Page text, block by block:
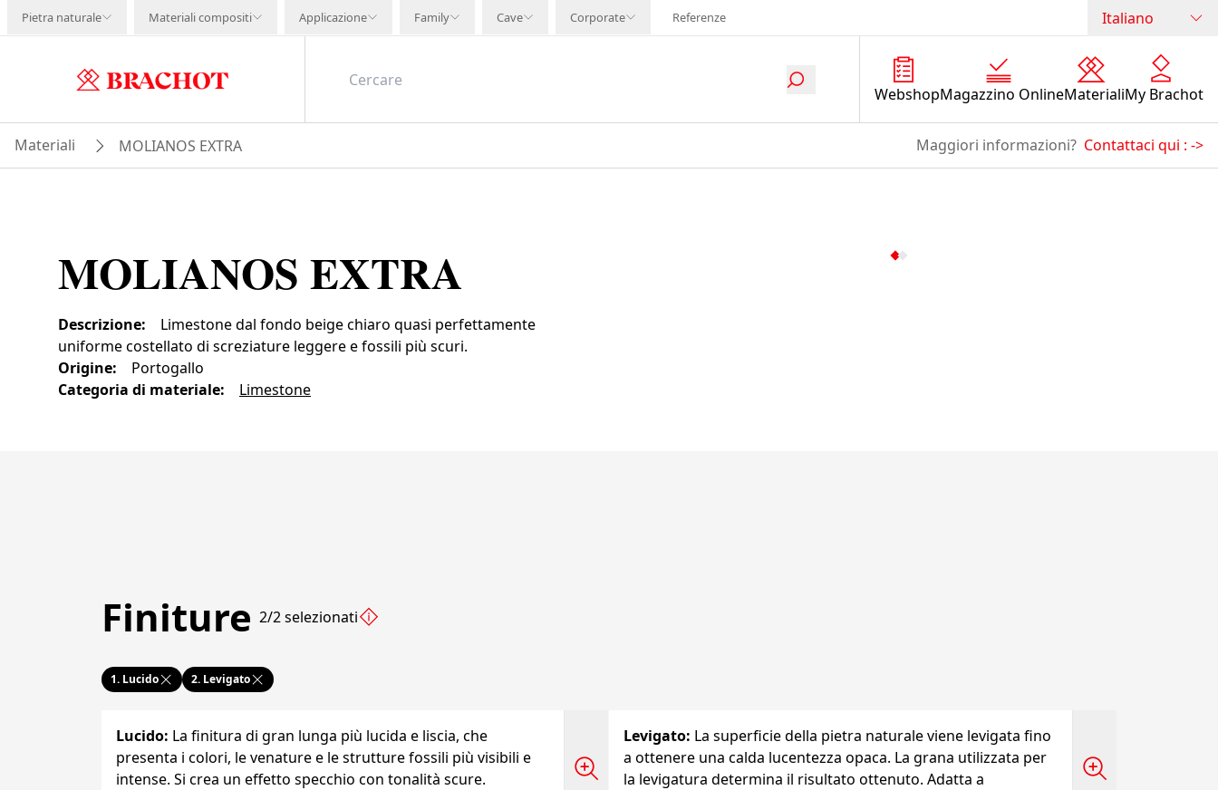
Pietra naturale Materiali compositi Applicazione Family Cave Corporate Referenze Italiano
WebshopMagazzino OnlineMaterialiMy Brachot
Materiali MOLIANOS EXTRA Maggiori informazioni? Contattaci qui : ->
MOLIANOS EXTRA
Descrizione:
Limestone dal fondo beige chiaro quasi perfettamente
uniforme costellato di screziature leggere e fossili più scuri.
Origine:
Portogallo
Categoria di materiale: Limestone
Finiture 2/2 selezionati
1. Lucido 2. Levigato
Lucido: La finitura di gran lunga più lucida e liscia, che
presenta i colori, le venature e le strutture fossili più visibili e
intense. Si crea un effetto specchio con tonalità scure.
Levigato: La superficie della pietra naturale viene levigata fino
a ottenere una calda lucentezza opaca. La grana utilizzata per
la levigatura determina il risultato ottenuto. Adatta a